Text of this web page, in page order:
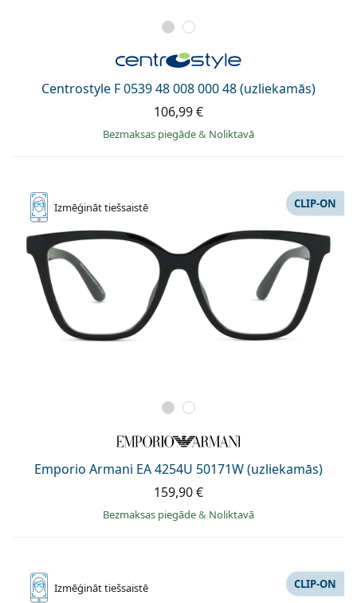
Centrostyle F 0539 48 008 000 48 (uzliekamās)
106,99 €
Bezmaksas piegāde& Noliktavā
Izmēģināttiešsaistē
Emporio Armani EA 4254U 50171W (uzliekamās)
CLIP-ON
159,90 €
Bezmaksas piegāde& Noliktavā
Izmēģināttiešsaistē CLIP-ON